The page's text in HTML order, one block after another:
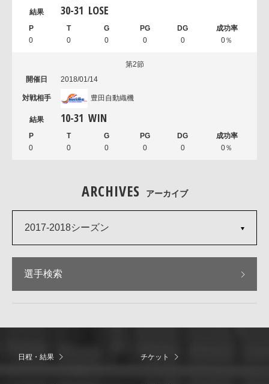
30-31 LOSE
0 0 0 0 0 0％
第2節
2018/01/14
豊田自動織機
10-31 WIN
0 0 0 0 0 0％
ARCHIVES アーカイブ
2017-2018シーズン
選手検索
日程・結果 チケット